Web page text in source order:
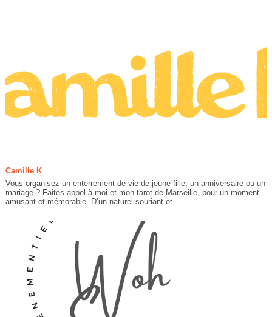
Camille K
Vous organisez un enterrement de vie de jeune fille, un anniversaire ou un
mariage ? Faites appel à moi et mon tarot de Marseille, pour un moment
amusant et mémorable. D’un naturel souriant et...